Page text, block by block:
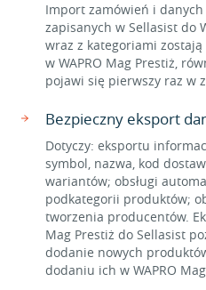
Import zamówień i
zapisanych w Sellasist do
wraz z kategoriami
w WAPRO Mag Prestiż,
pojawi się pierwszy raz w
Bezpieczny eksport
Dotyczy: eksportu
symbol, nazwa, kod
wariantów; obsługi
podkategorii produktów;
tworzenia producentów.
Mag Prestiż do Sellasist
dodanie nowych
dodaniu ich w WAPRO